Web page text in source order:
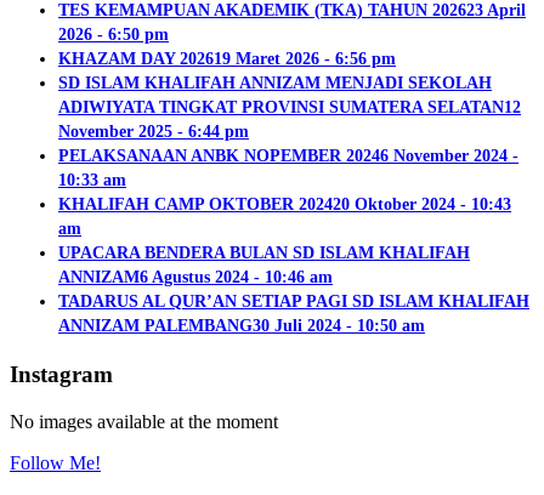
TES KEMAMPUAN AKADEMIK (TKA) TAHUN 202623 April
2026 - 6:50 pm
KHAZAM DAY 202619 Maret 2026 - 6:56 pm
SD ISLAM KHALIFAH ANNIZAM MENJADI SEKOLAH
ADIWIYATA TINGKAT PROVINSI SUMATERA SELATAN12
November 2025 - 6:44 pm
PELAKSANAAN ANBK NOPEMBER 20246 November 2024 -
10:33 am
KHALIFAH CAMP OKTOBER 202420 Oktober 2024 - 10:43
am
UPACARA BENDERA BULAN SD ISLAM KHALIFAH
ANNIZAM6 Agustus 2024 - 10:46 am
TADARUS AL QUR’AN SETIAP PAGI SD ISLAM KHALIFAH
ANNIZAM PALEMBANG30 Juli 2024 - 10:50 am
Instagram
No images available at the moment
Follow Me!